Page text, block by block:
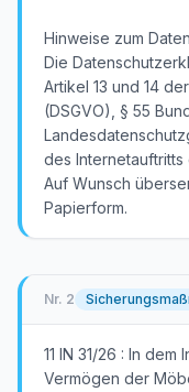
Hinweise zum
Die
Artikel 13 und 14
(DSGVO), § 55
des Internetauftritts
Auf Wunsch
Papierform.
Nr. 2
11 IN 31/26 : In
Vermögen der